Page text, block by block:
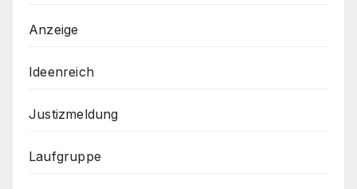
Anzeige
Ideenreich
Justizmeldung
Laufgruppe